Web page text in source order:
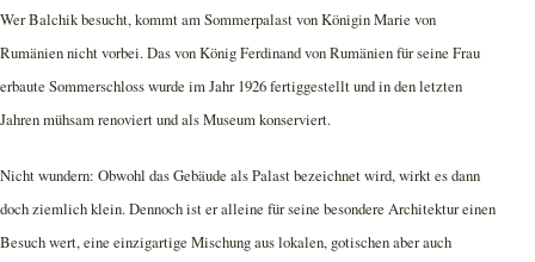
Wer Balchik besucht, kommt am Sommerpalast von Königin Marie von
Rumänien nicht vorbei. Das von König Ferdinand von Rumänien für seine Frau
erbaute Sommerschloss wurde im Jahr 1926 fertiggestellt und in den letzten
Jahren mühsam renoviert und als Museum konserviert.
Nicht wundern: Obwohl das Gebäude als Palast bezeichnet wird, wirkt es dann
doch ziemlich klein. Dennoch ist er alleine für seine besondere Architektur einen
Besuch wert, eine einzigartige Mischung aus lokalen, gotischen aber auch